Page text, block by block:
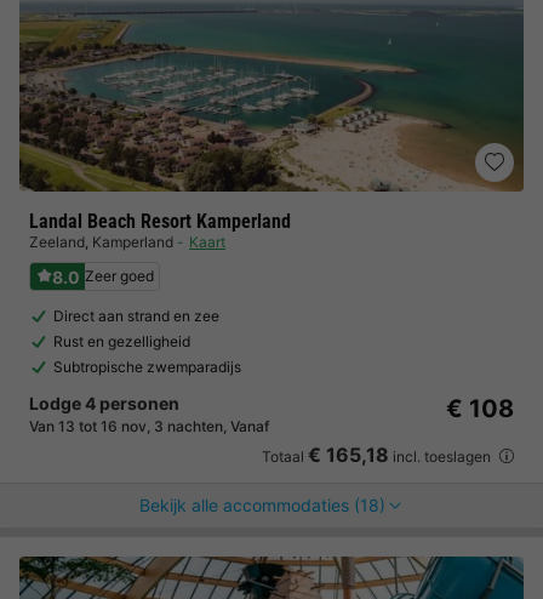
Landal Beach Resort Kamperland
Zeeland, Kamperland Kaart
8.0 Zeer goed
Direct aan strand en zee
Rust en gezelligheid
Subtropische zwemparadijs
Lodge 4 personen
Van 13 tot 16 nov, 3 nachten, Vanaf
€ 108
Totaal € 165,18 incl. toeslagen
Bekijk alle accommodaties (18)